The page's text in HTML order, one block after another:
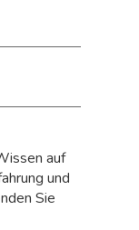
auf
und
Sie